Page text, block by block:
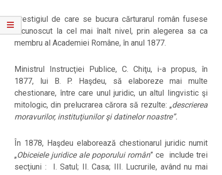
Prestigiul de care se bucura cărturarul român fusese
recunoscut la cel mai înalt nivel, prin alegerea sa ca
membru al Academiei Române, în anul 1877.
Ministrul Instrucţiei Publice, C. Chiţu, i-a propus, în
1877, lui B. P. Haşdeu, să elaboreze mai multe
chestionare, între care unul juridic, un altul lingvistic şi
mitologic, din prelucrarea cărora să rezulte: „descrierea
moravurilor, instituţiunilor şi datinelor noastre”.
În 1878, Haşdeu elaborează chestionarul juridic numit
„Obiceiele juridice ale poporului român” ce include trei
secţiuni : I. Satul; II. Casa; III. Lucrurile, având nu mai